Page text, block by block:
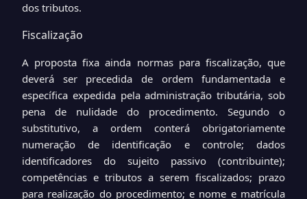
dos tributos.
Fiscalização
A proposta fixa ainda normas para fiscalização, que
deverá ser precedida de ordem fundamentada e
específica expedida pela administração tributária, sob
pena de nulidade do procedimento. Segundo o
substitutivo, a ordem conterá obrigatoriamente
numeração de identificação e controle; dados
identificadores do sujeito passivo (contribuinte);
competências e tributos a serem fiscalizados; prazo
para realização do procedimento; e nome e matrícula